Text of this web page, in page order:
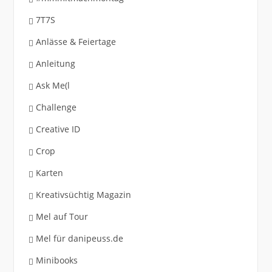
7T7S
Anlässe & Feiertage
Anleitung
Ask Me(l
Challenge
Creative ID
Crop
Karten
Kreativsüchtig Magazin
Mel auf Tour
Mel für danipeuss.de
Minibooks